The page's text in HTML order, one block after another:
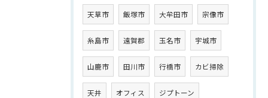
天草市 飯塚市 大牟田市 宗像市
糸島市 遠賀郡 玉名市 宇城市
山鹿市 田川市 行橋市 カビ掃除
天井 オフィス ジプトーン